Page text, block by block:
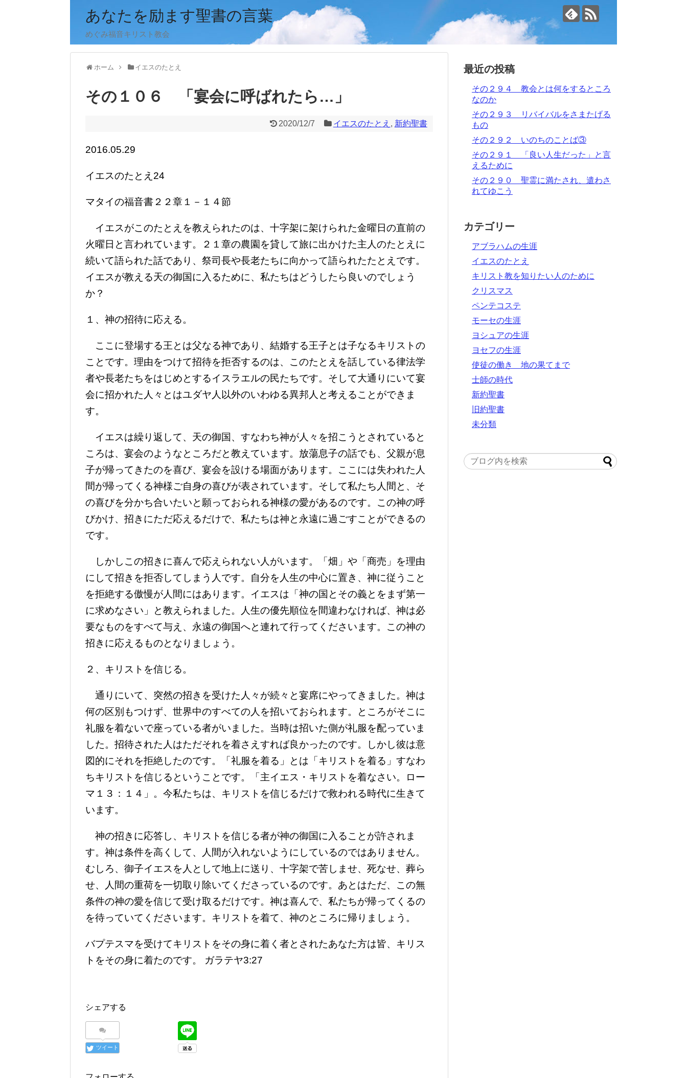
あなたを励ます聖書の言葉
めぐみ福音キリスト教会
ホーム イエスのたとえ
その１０６ 「宴会に呼ばれたら…」
2020/12/7 イエスのたとえ , 新約聖書
2016.05.29
イエスのたとえ24
マタイの福音書２２章１－１４節
イエスがこのたとえを教えられたのは、十字架に架けられた金曜日の直前の
火曜日と言われています。２１章の農園を貸して旅に出かけた主人のたとえに
続いて語られた話であり、祭司長や長老たちに向かって語られたたとえです。
イエスが教える天の御国に入るために、私たちはどうしたら良いのでしょう
か？
１、神の招待に応える。
ここに登場する王とは父なる神であり、結婚する王子とは子なるキリストの
ことです。理由をつけて招待を拒否するのは、このたとえを話している律法学
者や長老たちをはじめとするイスラエルの民たちです。そして大通りにいて宴
会に招かれた人々とはユダヤ人以外のいわゆる異邦人と考えることができま
す。
イエスは繰り返して、天の御国、すなわち神が人々を招こうとされていると
ころは、宴会のようなところだと教えています。放蕩息子の話でも、父親が息
子が帰ってきたのを喜び、宴会を設ける場面があります。ここには失われた人
間が帰ってくる神様ご自身の喜びが表されています。そして私たち人間と、そ
の喜びを分かち合いたいと願っておられる神様の愛があるのです。この神の呼
びかけ、招きにただ応えるだけで、私たちは神と永遠に過ごすことができるの
です。
しかしこの招きに喜んで応えられない人がいます。「畑」や「商売」を理由
にして招きを拒否してしまう人です。自分を人生の中心に置き、神に従うこと
を拒絶する傲慢が人間にはあります。イエスは「神の国とその義とをまず第一
に求めなさい」と教えられました。人生の優先順位を間違わなければ、神は必
要なものをすべて与え、永遠の御国へと連れて行ってくださいます。この神の
招きに応えるものとなりましょう。
２、キリストを信じる。
通りにいて、突然の招きを受けた人々が続々と宴席にやってきました。神は
何の区別もつけず、世界中のすべての人を招いておられます。ところがそこに
礼服を着ないで座っている者がいました。当時は招いた側が礼服を配っていま
した。招待された人はただそれを着さえすれば良かったのです。しかし彼は意
図的にそれを拒絶したのです。「礼服を着る」とは「キリストを着る」すなわ
ちキリストを信じるということです。「主イエス・キリストを着なさい。ロー
マ１３：１４」。今私たちは、キリストを信じるだけで救われる時代に生きて
います。
神の招きに応答し、キリストを信じる者が神の御国に入ることが許されま
す。神は条件を高くして、人間が入れないようにしているのではありません。
むしろ、御子イエスを人として地上に送り、十字架で苦しませ、死なせ、葬ら
せ、人間の重荷を一切取り除いてくださっているのです。あとはただ、この無
条件の神の愛を信じて受け取るだけです。神は喜んで、私たちが帰ってくるの
を待っていてくださいます。キリストを着て、神のところに帰りましょう。
バプテスマを受けてキリストをその身に着く者とされたあなた方は皆、キリス
トをその身に着たのです。 ガラテヤ3:27
シェアする
ツイート
最近の投稿
その２９４ 教会とは何をするところ
なのか
その２９３ リバイバルをさまたげる
もの
その２９２ いのちのことば③
その２９１ 「良い人生だった」と言
えるために
その２９０ 聖霊に満たされ、遣わさ
れてゆこう
カテゴリー
アブラハムの生涯
イエスのたとえ
キリスト教を知りたい人のために
クリスマス
ペンテコステ
モーセの生涯
ヨシュアの生涯
ヨセフの生涯
使徒の働き 地の果てまで
士師の時代
新約聖書
旧約聖書
未分類